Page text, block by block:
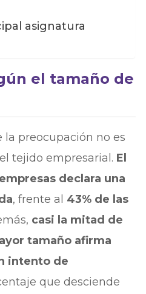
asignatura
el tamaño de
preocupación no es
tejido empresarial. El
declara una
, frente al 43% de las
casi la mitad de
tamaño afirma
intento de
que desciende